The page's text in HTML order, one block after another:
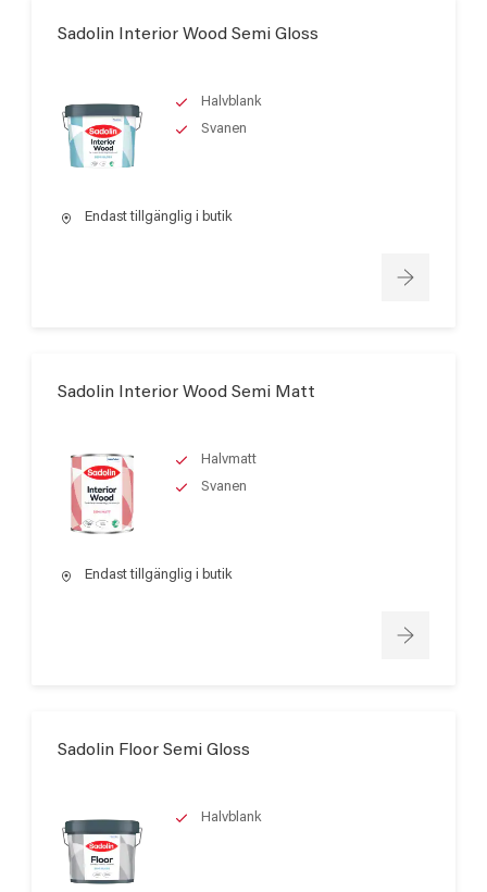
Sadolin Interior Wood Semi Gloss
Halvblank
Svanen
Endast tillgänglig i butik
Sadolin Interior Wood Semi Matt
Halvmatt
Svanen
Endast tillgänglig i butik
Sadolin Floor Semi Gloss
Halvblank